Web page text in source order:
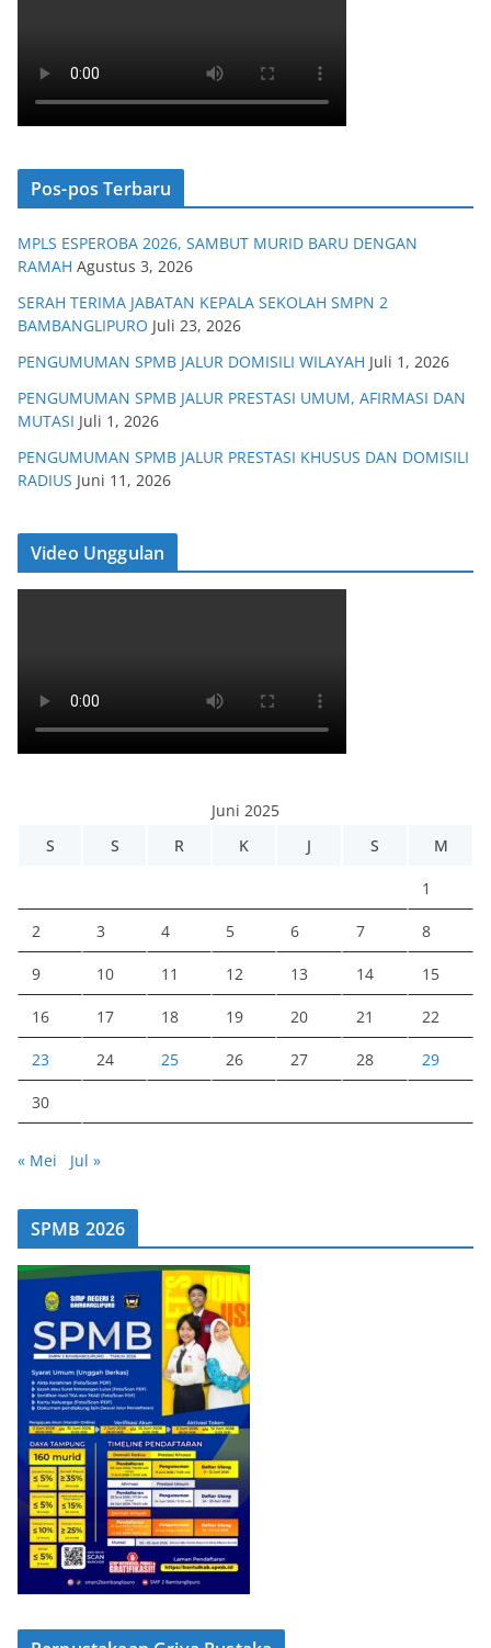
Pos-pos Terbaru
MPLS ESPEROBA 2026, SAMBUT MURID BARU DENGAN
RAMAH Agustus 3, 2026
SERAH TERIMA JABATAN KEPALA SEKOLAH SMPN 2
BAMBANGLIPURO Juli 23, 2026
PENGUMUMAN SPMB JALUR DOMISILI WILAYAH Juli 1, 2026
PENGUMUMAN SPMB JALUR PRESTASI UMUM, AFIRMASI DAN
MUTASI Juli 1, 2026
PENGUMUMAN SPMB JALUR PRESTASI KHUSUS DAN DOMISILI
RADIUS Juni 11, 2026
Video Unggulan
Juni 2025
S
S R K J S M
1
2 3 4 5 6 7 8
9 10 11 12 13 14 15
16 17 18 19 20 21 22
23 24 25 26 27 28 29
30
« Mei Jul »
SPMB 2026